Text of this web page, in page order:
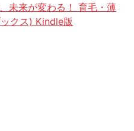
未来が変わる！ 育毛・薄
クス) Kindle版